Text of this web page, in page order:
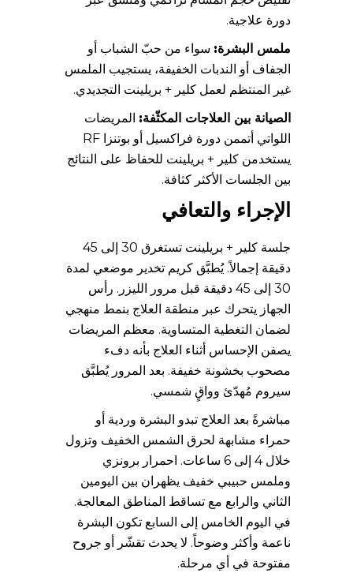
دورة علاجية.
ملمس البشرة: سواء من حبّ الشباب أو
الجفاف أو الندبات الخفيفة، يستجيب الملمس
غير المنتظم لعمل كلير + بريلينت التجديدي.
الصيانة بين العلاجات المكثّفة: المريضات
اللواتي أتممن دورة فراكسيل أو بوتنزا RF
يستخدمن كلير + بريلينت للحفاظ على النتائج
بين الجلسات الأكثر كثافة.
الإجراء والتعافي
جلسة كلير + بريلينت تستغرق 30 إلى 45
دقيقة إجمالاً. يُطبَّق كريم تخدير موضعي لمدة
30 إلى 45 دقيقة قبل مرور الليزر. رأس
الجهاز يتحرك عبر منطقة العلاج بنمط منهجي
لضمان التغطية المتساوية. معظم المريضات
يصفن الإحساس أثناء العلاج بأنه دفء
مصحوب بخشونة خفيفة. بعد المرور يُطبَّق
سيروم مُهدّئ وواقٍ شمسي.
مباشرةً بعد العلاج تبدو البشرة وردية أو
حمراء مشابهة لحرق الشمس الخفيف وتزول
خلال 4 إلى 6 ساعات. احمرار برونزي
وملمس حبيبي خفيف يظهران بين اليومين
الثاني والرابع مع تساقط المناطق المعالجة.
في اليوم الخامس إلى السابع تكون البشرة
ناعمة وأكثر وضوحاً. لا يحدث تقشّر أو جروح
مفتوحة في أي مرحلة.